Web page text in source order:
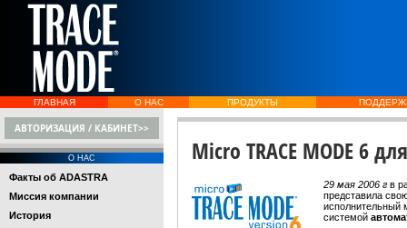
ГЛАВНАЯ О НАС ПРОДУКТЫ
АВТОРИЗАЦИЯ / КАБИНЕТ>>
О НАС
Факты об ADASTRA
Миссия компании
История
Micro TRACE MODE 6
29 мая 2006 гв
представила
исполнительный
системой